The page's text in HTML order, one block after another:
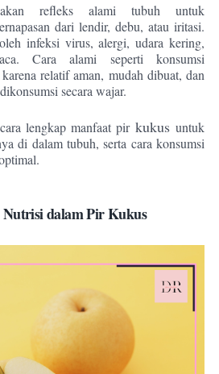
refleks alami tubuh untuk
dari lendir, debu, atau iritasi.
infeksi virus, alergi, udara kering,
Cara alami seperti konsumsi
relatif aman, mudah dibuat, dan
secara wajar.
lengkap manfaat pir kukus untuk
di dalam tubuh, serta cara konsumsi
dalam Pir Kukus